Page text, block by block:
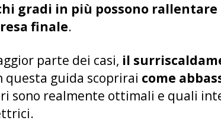
gradi in più possono rallentare
finale.
parte dei casi, il
questa guida scoprirai come
sono realmente ottimali e quali